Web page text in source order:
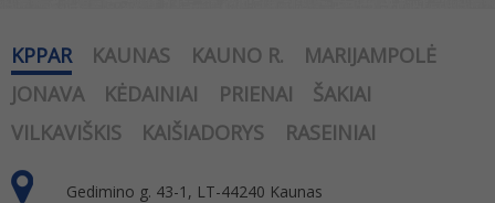
KPPAR KAUNAS KAUNO R.
MARIJAMPOLĖ
JONAVA
KĖDAINIAI PRIENAI
ŠAKIAI
VILKAVIŠKIS
KAIŠIADORYS RASEINIAI
Gedimino g. 43-1, LT-44240 Kaunas